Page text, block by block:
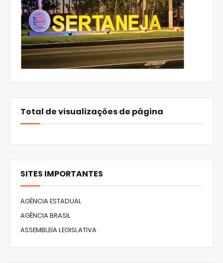
Total de visualizações de página
SITES IMPORTANTES
AGÊNCIA ESTADUAL
AGÊNCIA BRASIL
ASSEMBLEIA LEGISLATIVA